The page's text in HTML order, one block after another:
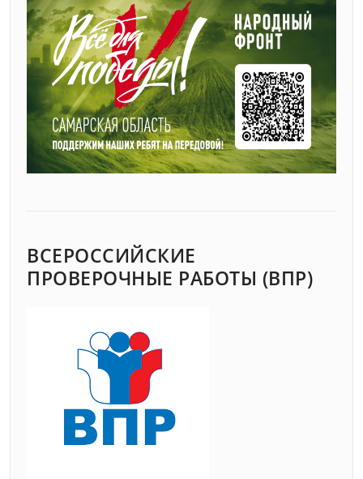
ВСЕРОССИЙСКИЕ
ПРОВЕРОЧНЫЕ РАБОТЫ (ВПР)